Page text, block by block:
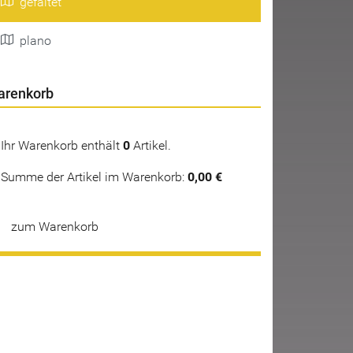
plano
Ihr Warenkorb enthält 0 Artikel.
Summe der Artikel im Warenkorb: 0,00 €
zum Warenkorb